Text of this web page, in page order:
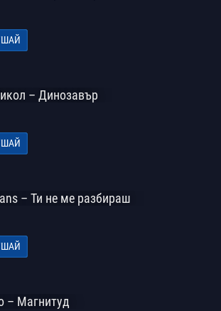
– Динозавър
– Ти не ме разбираш
– Магнитуд